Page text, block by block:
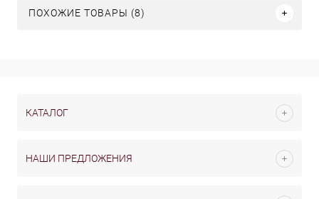
ПОХОЖИЕ ТОВАРЫ (8)
КАТАЛОГ
НАШИ ПРЕДЛОЖЕНИЯ